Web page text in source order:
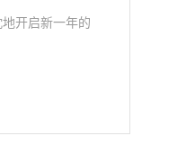
开启新一年的